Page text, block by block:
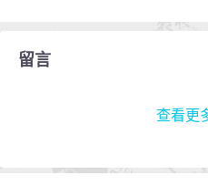
留言
查看更